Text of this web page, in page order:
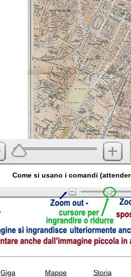
Come si usano i comandi
Giga Mappe Storia